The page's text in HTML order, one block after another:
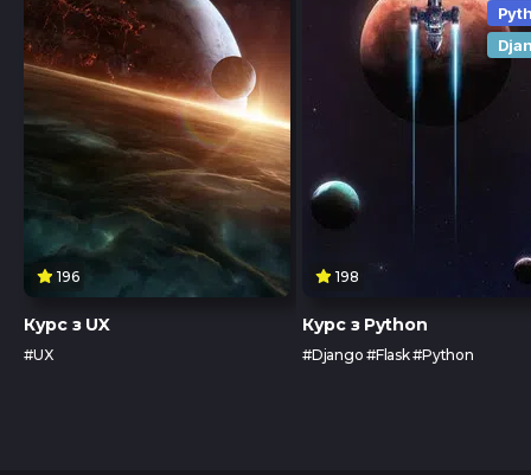
196
Курс з UX
#UX
198
Курс з Python
#Django #Flask #Python